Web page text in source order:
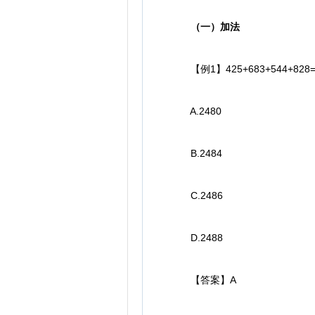
（一）加法
【例1】
A.2480
B.2484
C.2486
D.2488
【答案】A